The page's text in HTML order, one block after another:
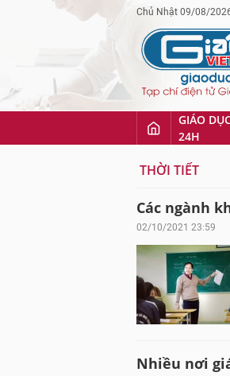
Chủ Nhật 09/08/
GIÁO
24H
THỜI TIẾT
Các ngành
02/10/2021 23:59
Nhiều nơi